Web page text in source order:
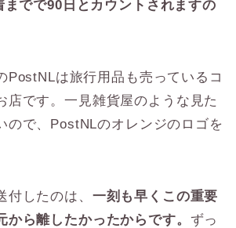
までで90日とカウントされますの
PostNLは旅行用品も売っているコ
店です。一見雑貨屋のような見た
ので、PostNLのオレンジのロゴを
付したのは、 一刻も早くこの重要
から離したかったからです。 ずっ